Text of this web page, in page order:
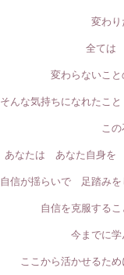
変わ
全ては
変わらないこ
そんな気持ちになれたこ
こ
あなたは あなた自身を
自信が揺らいで 足踏みを
自信を克服する
今までに
ここから活かせるた